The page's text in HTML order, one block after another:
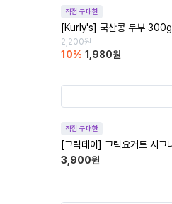
직접 구매한
[Kurly's] 국산콩 두부 300g
2,200원
10% 1,980원
직접 구매한
[그릭데이] 그릭요거트 시그
3,900원